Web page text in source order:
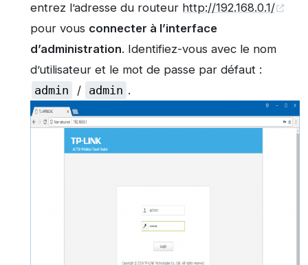
entrez l’adresse du routeur http://192.168.0.1/
pour vous connecter à l’interface
d’administration. Identifiez-vous avec le nom
d’utilisateur et le mot de passe par défaut :
admin
/ admin .